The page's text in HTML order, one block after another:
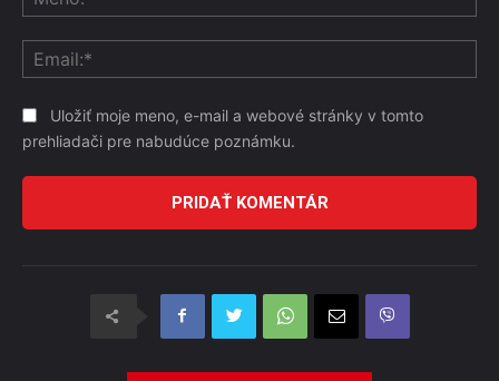
Uložiť moje meno, e-mail a webové stránky v tomto
prehliadači pre nabudúce poznámku.